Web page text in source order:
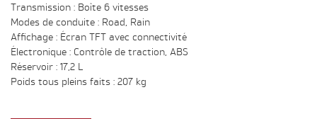
Transmission : Boîte 6 vitesses
Modes de conduite : Road, Rain
Affichage : Écran TFT avec connectivité
Électronique : Contrôle de traction, ABS
Réservoir : 17,2 L
Poids tous pleins faits : 207 kg